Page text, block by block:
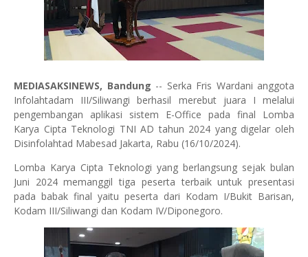
MEDIASAKSINEWS, Bandung -- Serka Fris Wardani anggota
Infolahtadam III/Siliwangi berhasil merebut juara I melalui
pengembangan aplikasi sistem E-Office pada final Lomba
Karya Cipta Teknologi TNI AD tahun 2024 yang digelar oleh
Disinfolahtad Mabesad Jakarta, Rabu (16/10/2024).
Lomba Karya Cipta Teknologi yang berlangsung sejak bulan
Juni 2024 memanggil tiga peserta terbaik untuk presentasi
pada babak final yaitu peserta dari Kodam I/Bukit Barisan,
Kodam III/Siliwangi dan Kodam IV/Diponegoro.